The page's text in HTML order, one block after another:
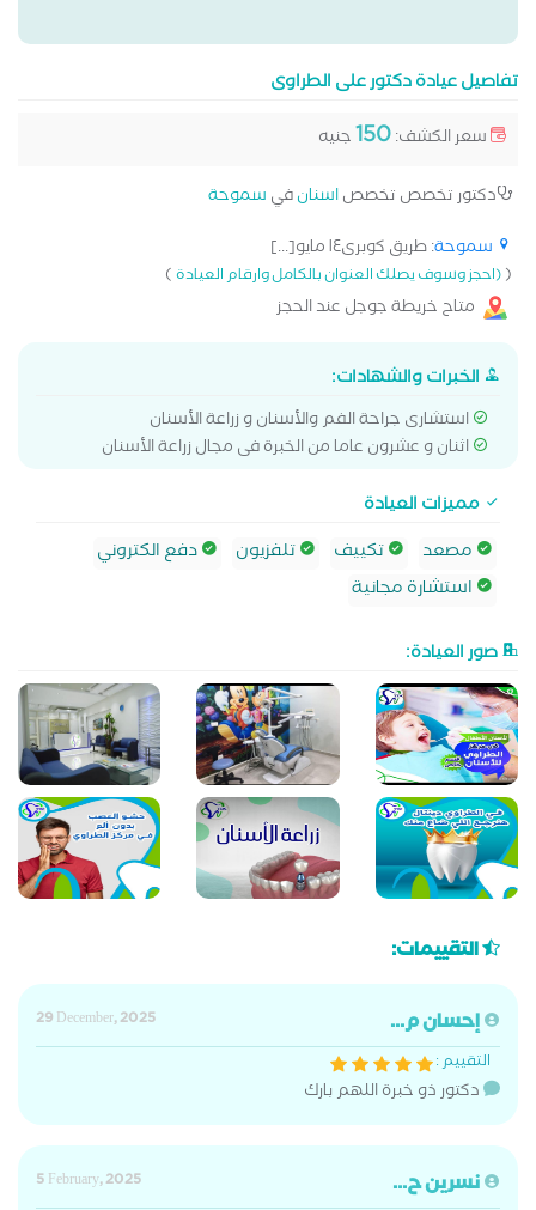
تفاصيل عيادة دكتور على الطراوى
سعر الكشف:150جنيه
دكتور تخصص تخصصاسنانفي سموحة
سموحة: طريق كوبرى١٤ مايو[...]
((احجز وسوف يصلك العنوان بالكامل وارقام العيادة)
متاح خريطة جوجل عند الحجز
الخبرات والشهادات:
استشارى جراحة الفم والأسنان و زراعة الأسنان
اثنان و عشرون عاما من الخبرة فى مجال زراعة الأسنان
مميزات العيادة
مصعد
تكييف تلفزيون
دفع الكتروني
استشارة مجانية
صور العيادة:
التقييمات:
إحسان م...
29 December, 2025
التقييم :
دكتور ذو خبرة اللهم بارك
نسرين ح...
5 February, 2025